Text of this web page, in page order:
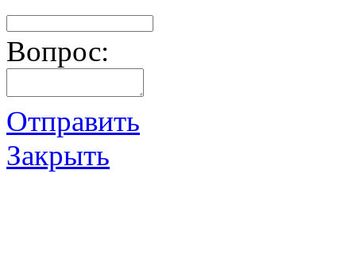
Вопрос:
Отправить
Закрыть